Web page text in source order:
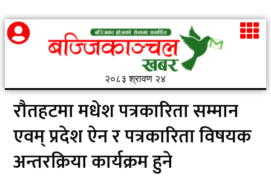
२०८३ श्रावण २४
राैतहटमा मधेश पत्रकारिता सम्मान
एवम् प्रदेश ऐन र पत्रकारिता विषयक
अन्तरक्रिया कार्यक्रम हुने